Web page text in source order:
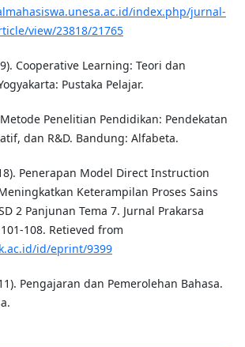
index.php/jurnal-
view/23818/21765
Cooperative Learning: Teori dan
Pustaka Pelajar.
Penelitian Pendidikan: Pendekatan
dan R&D. Bandung: Alfabeta.
Penerapan Model Direct Instruction
Keterampilan Proses Sains
2 Panjunan Tema 7. Jurnal Prakarsa
108. Retieved from
id/eprint/9399
Pengajaran dan Pemerolehan Bahasa.